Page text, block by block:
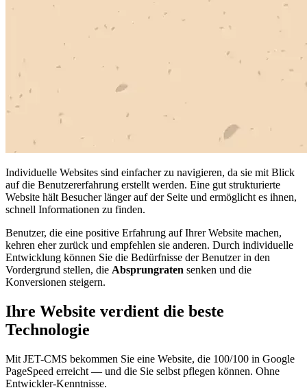
Individuelle Websites sind einfacher zu navigieren, da sie mit Blick
auf die Benutzererfahrung erstellt werden. Eine gut strukturierte
Website hält Besucher länger auf der Seite und ermöglicht es ihnen,
schnell Informationen zu finden.
Benutzer, die eine positive Erfahrung auf Ihrer Website machen,
kehren eher zurück und empfehlen sie anderen. Durch individuelle
Entwicklung können Sie die Bedürfnisse der Benutzer in den
Vordergrund stellen, die Absprungraten senken und die
Konversionen steigern.
Ihre Website verdient die beste
Technologie
Mit JET-CMS bekommen Sie eine Website, die 100/100 in Google
PageSpeed erreicht — und die Sie selbst pflegen können. Ohne
Entwickler-Kenntnisse.